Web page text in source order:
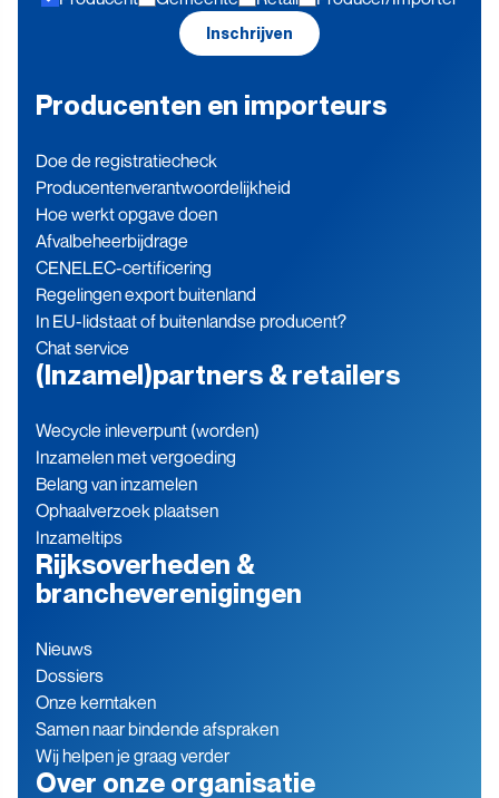
blijven
Inschrijven
Producenten en importeurs
Doe de registratiecheck
Producenten­verantwoordelijkheid
Hoe werkt opgave doen
Afvalbeheerbijdrage
CENELEC-certificering
Regelingen export buitenland
In EU-lidstaat of buitenlandse producent?
Chat service
(Inzamel)partners & retailers
Wecycle inleverpunt (worden)
Inzamelen met vergoeding
Belang van inzamelen
Ophaalverzoek plaatsen
Inzameltips
Rijksoverheden &
brancheverenigingen
Nieuws
Dossiers
Onze kerntaken
Samen naar bindende afspraken
Wij helpen je graag verder
Over onze organisatie